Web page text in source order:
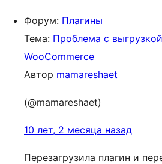
Форум: Плагины
Тема: Проблема с
WooCommerce
Автор mamareshaet
(@mamareshaet)
10 лет, 2 месяца назад
Перезагрузила плагин и